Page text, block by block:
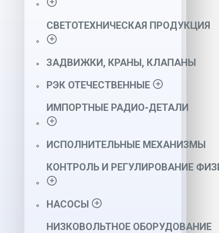
СВЕТОТЕХНИЧЕСКАЯ ПРОДУКЦИЯ
ЗАДВИЖКИ, КРАНЫ, КЛАПАНЫ
РЭК ОТЕЧЕСТВЕННЫЕ
ИМПОРТНЫЕ РАДИО-ДЕТАЛИ
ИСПОЛНИТЕЛЬНЫЕ МЕХАНИЗМЫ
КОНТРОЛЬ И РЕГУЛИРОВАНИЕ
НАСОСЫ
НИЗКОВОЛЬТНОЕ ОБОРУДОВАНИЕ